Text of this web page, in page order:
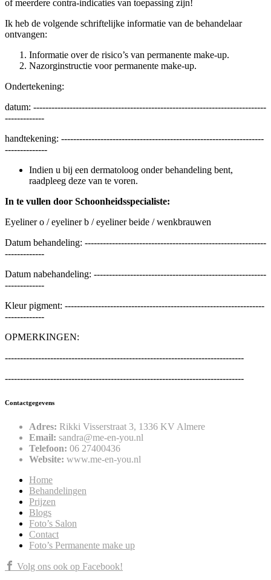
of meerdere contra-indicaties van toepassing zijn!
Ik heb de volgende schriftelijke informatie van de behandelaar
ontvangen:
Informatie over de risico’s van permanente make-up.
Nazorginstructie voor permanente make-up.
Ondertekening:
datum: -----------------------------------------------------------------------------
-------------
handtekening: -------------------------------------------------------------------
--------------
Indien u bij een dermatoloog onder behandeling bent,
raadpleeg deze van te voren.
In te vullen door Schoonheidsspecialiste:
Eyeliner o / eyeliner b / eyeliner beide / wenkbrauwen
Datum behandeling: ------------------------------------------------------------
-------------
Datum nabehandeling: ---------------------------------------------------------
-------------
Kleur pigment: ------------------------------------------------------------------
-------------
OPMERKINGEN:
-------------------------------------------------------------------------------
-------------------------------------------------------------------------------
Contactgegevens
Adres: Rikki Visserstraat 3, 1336 KV Almere
Email: sandra@me-en-you.nl
Telefoon: 06 27400436
Website: www.me-en-you.nl
Home
Behandelingen
Prijzen
Blogs
Foto’s Salon
Contact
Foto’s Permanente make up
Volg ons ook op Facebook!